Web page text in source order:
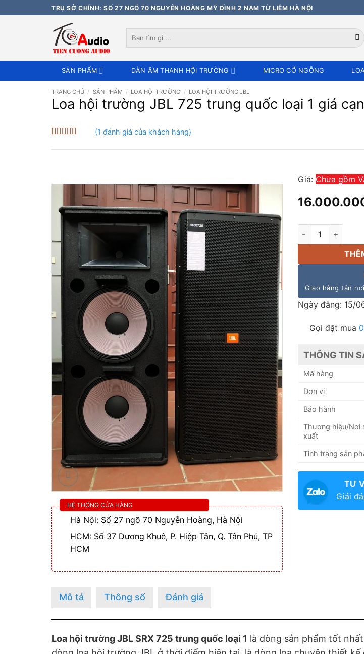
qua
TRỤ SỞ CHÍNH: SỐ 27 NGÕ 70 NGUYỄN HOÀNG MỸ ĐÌNH 2 NAM TỪ LIÊM HÀ NỘI
kiếm:
SẢN PHẨM DÀN ÂM THANH HỘI TRƯỜNG MICRO CỔ NGỖNG
TRANG CHỦ / SẢN PHẨM / LOA HỘI TRƯỜNG / LOA HỘI TRƯỜNG JBL
Loa hội trường JBL 725 trung quốc loại 1 giá
trênđánh
(1 đánh giá của khách hàng)
HỆ THỐNG CỬA HÀNG
Hà Nội: Số 27 ngõ 70 Nguyễn Hoàng, Hà Nội
HCM: Số 37 Dương Khuê, P. Hiệp Tân, Q. Tân Phú, TP
HCM
Giá: Chưa gồm
Loa hội trường
Giao hàng tận
Ngày đăng: 15/
Gọi đặt mua
THÔNG TIN
Mã hàng
Đơn vị
Bảo hành
Thương hiệu/Nơi
xuất
Tình trạng sản
TƯ
Giải
Mô tả Thông số Đánh giá
Loa hội trường JBL SRX 725 trung quốc loại 1 là dòng sản phẩm tốt